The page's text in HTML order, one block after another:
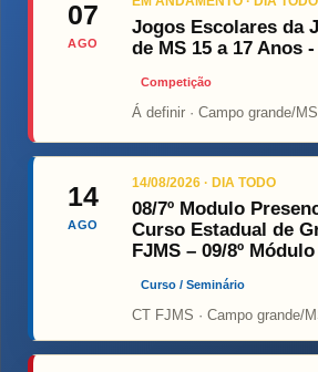
07
AGO
Jogos Escolares da
de MS 15 a 17 Anos -
Competição
Á definir · Campo grande/MS
14
AGO
14/08/2026 · DIA TODO
08/7º Modulo
Curso Estadual de
FJMS – 09/8º Módulo
Curso / Seminário
CT FJMS · Campo grande/